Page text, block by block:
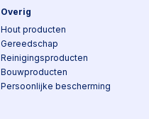
Overig
Hout producten
Gereedschap
Reinigingsproducten
Bouwproducten
Persoonlijke bescherming